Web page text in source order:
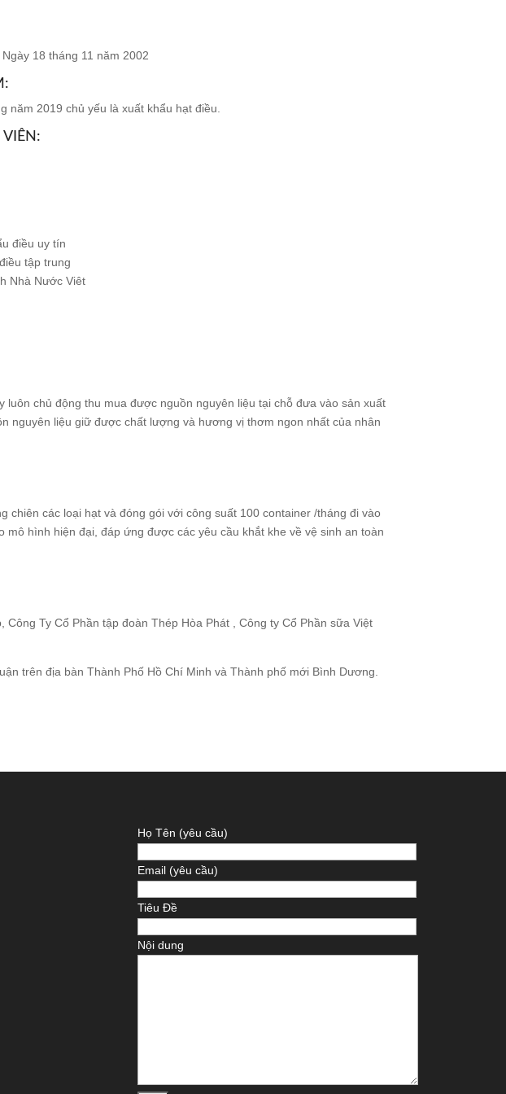
18 tháng 11 năm 2002
năm 2019 chủ yếu là xuất khẩu hạt điều.
điều uy tín
tập trung
Nhà Nước Viêt
chủ động thu mua được nguồn nguyên liệu tại chỗ đưa vào sản xuất
nguyên liệu giữ được chất lượng và hương vị thơm ngon nhất của nhân
chiên các loại hạt và đóng gói với công suất 100 container /tháng đi vào
hình hiện đại, đáp ứng được các yêu cầu khắt khe về vệ sinh an toàn
Ty Cổ Phần tập đoàn Thép Hòa Phát , Công ty Cổ Phần sữa Việt
trên địa bàn Thành Phố Hồ Chí Minh và Thành phố mới Bình Dương.
Họ Tên (yêu cầu)
Email (yêu cầu)
Tiêu Đề
Nội dung